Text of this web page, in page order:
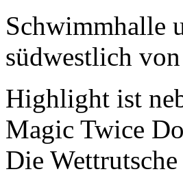
Schwimmhalle
südwestlich
Highlight ist
Magic Twice
Die Wettrutsche